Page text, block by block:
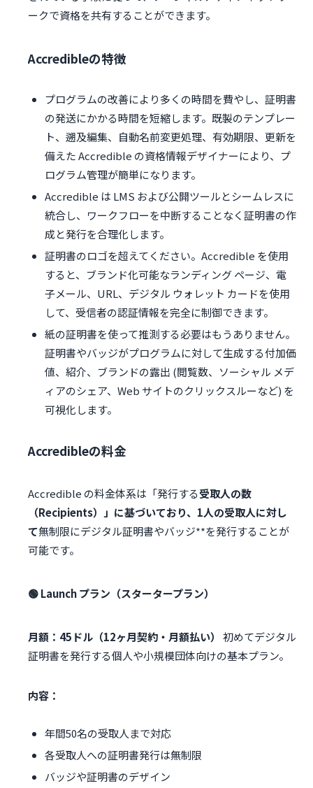
ークで資格を共有することができます。
Accredibleの特徴
プログラムの改善により多くの時間を費やし、証明書
の発送にかかる時間を短縮します。既製のテンプレー
ト、遡及編集、自動名前変更処理、有効期限、更新を
備えた Accredible の資格情報デザイナーにより、プ
ログラム管理が簡単になります。
Accredible は LMS および公開ツールとシームレスに
統合し、ワークフローを中断することなく証明書の作
成と発行を合理化します。
証明書のロゴを超えてください。Accredible を使用
すると、ブランド化可能なランディング ページ、電
子メール、URL、デジタル ウォレット カードを使用
して、受信者の認証情報を完全に制御できます。
紙の証明書を使って推測する必要はもうありません。
証明書やバッジがプログラムに対して生成する付加価
値、紹介、ブランドの露出 (閲覧数、ソーシャル メデ
ィアのシェア、Web サイトのクリックスルーなど) を
可視化します。
Accredibleの料金
Accredible の料金体系は「発行する受取人の数
（Recipients）」に基づいており、1人の受取人に対し
て無制限にデジタル証明書やバッジ**を発行することが
可能です。
🟢 Launch プラン（スタータープラン）
月額：45ドル（12ヶ月契約・月額払い）
初めてデジタル
証明書を発行する個人や小規模団体向けの基本プラン。
内容：
年間50名の受取人まで対応
各受取人への証明書発行は無制限
バッジや証明書のデザイン